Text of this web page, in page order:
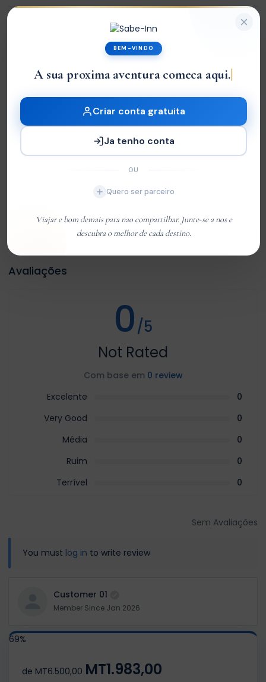
Cancelamento gratuito ate 24 horas antes.
−
Avaliações
0/5
Not Rated
Com base em 0 review
Excelente
0
Very Good
0
Média
0
Ruim
0
Terrível
0
Sem Avaliações
You must log in to write review
Customer 01
Member Since Jan 2026
69%
de MT6.500,00 MT1.983,00
BEM-VINDO
A sua proxima aventura comeca aqui.|
Criar conta gratuita
Ja tenho conta
OU
Quero ser parceiro
Viajar e bom demais para nao compartilhar. Junte-se a nos e
descubra o melhor de cada destino.